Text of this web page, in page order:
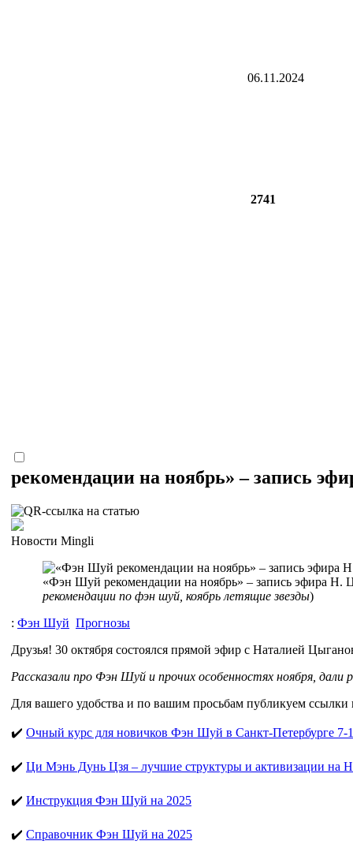
06.11.2024
2741
рекомендации на ноябрь» – запись
Новости Mingli
«Фэн Шуй рекомендации на ноябрь» – запись эфира Н.
рекомендации по фэн шуй, коябрь летящие звезды)
: Фэн Шуй Прогнозы
Друзья! 30 октября состоялся прямой эфир с Наталией
Рассказали про Фэн Шуй и прочих особенностях ноября, дали
Для вашего удобства и по вашим просьбам публикуем
✔️ Очный курс для новичков Фэн Шуй в Санкт-Петербурге 7-
✔️ Ци Мэнь Дунь Цзя – лучшие структуры и активизации на
✔️ Инструкция Фэн Шуй на 2025
✔️ Справочник Фэн Шуй на 2025